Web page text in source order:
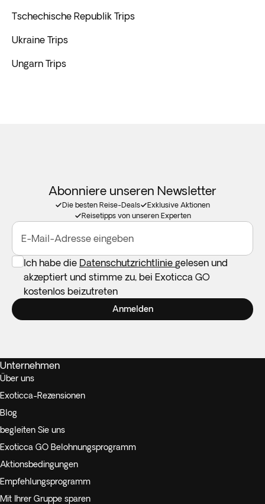
Tschechische Republik Trips
Ukraine Trips
Ungarn Trips
Abonniere unseren Newsletter
Die besten Reise-Deals
Exklusive Aktionen
Reisetipps von unseren Experten
E-Mail-Adresse eingeben
Ich habe die Datenschutzrichtlinie gelesen und
akzeptiert und stimme zu, bei Exoticca GO
kostenlos beizutreten
Anmelden
Unternehmen
Über uns
Exoticca-Rezensionen
Blog
begleiten Sie uns
Exoticca GO Belohnungsprogramm
Aktionsbedingungen
Empfehlungsprogramm
Mit Ihrer Gruppe sparen